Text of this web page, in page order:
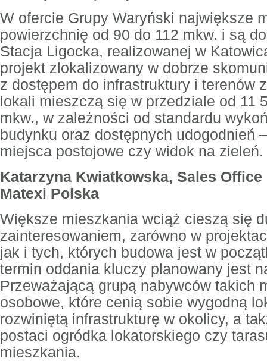
W ofercie Grupy Waryński największe
powierzchnię od 90 do 112 mkw. i są
Stacja Ligocka, realizowanej w
projekt zlokalizowany w dobrze
z dostępem do infrastruktury i terenów
lokali mieszczą się w przedziale od 11
mkw., w zależności od standardu
budynku oraz dostępnych udogodnień
miejsca postojowe czy widok na zieleń.
Katarzyna Kwiatkowska, Sales Office
Matexi Polska
Większe mieszkania wciąż cieszą się
zainteresowaniem, zarówno w
jak i tych, których budowa jest w
termin oddania kluczy planowany jest
Przeważającą grupą nabywców takich
osobowe, które cenią sobie wygodną
rozwiniętą infrastrukturę w okolicy, a
postaci ogródka lokatorskiego czy
mieszkania.